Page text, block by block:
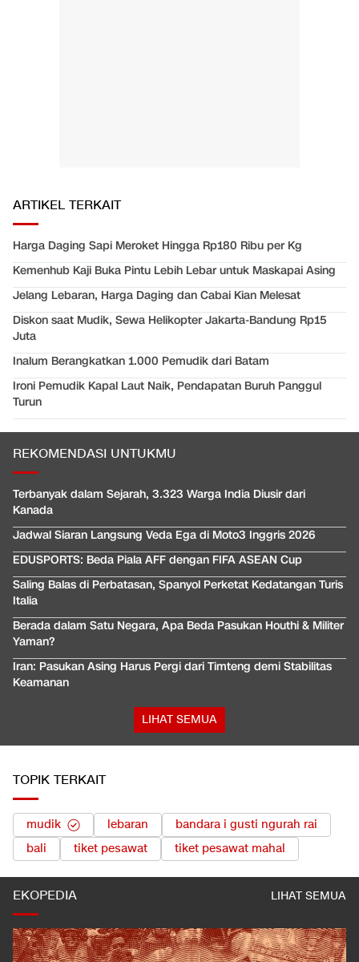
ARTIKEL TERKAIT
Harga Daging Sapi Meroket Hingga Rp180 Ribu per Kg
Kemenhub Kaji Buka Pintu Lebih Lebar untuk Maskapai Asing
Jelang Lebaran, Harga Daging dan Cabai Kian Melesat
Diskon saat Mudik, Sewa Helikopter Jakarta-Bandung Rp15
Juta
Inalum Berangkatkan 1.000 Pemudik dari Batam
Ironi Pemudik Kapal Laut Naik, Pendapatan Buruh Panggul
Turun
REKOMENDASI UNTUKMU
Terbanyak dalam Sejarah, 3.323 Warga India Diusir dari
Kanada
Jadwal Siaran Langsung Veda Ega di Moto3 Inggris 2026
EDUSPORTS: Beda Piala AFF dengan FIFA ASEAN Cup
Saling Balas di Perbatasan, Spanyol Perketat Kedatangan Turis
Italia
Berada dalam Satu Negara, Apa Beda Pasukan Houthi & Militer
Yaman?
Iran: Pasukan Asing Harus Pergi dari Timteng demi Stabilitas
Keamanan
LIHAT SEMUA
TOPIK TERKAIT
mudik lebaran
bandara i gusti ngurah rai
bali
tiket pesawat tiket pesawat mahal
EKOPEDIA LIHAT SEMUA